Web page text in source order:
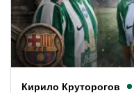
Кирило Круторогов